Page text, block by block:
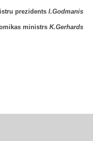
prezidents I.Godmanis
ministrs K.Gerhards